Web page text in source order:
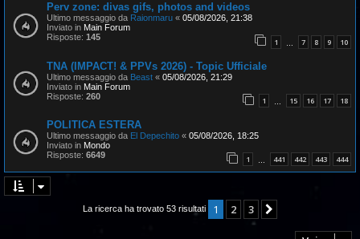
Perv zone: divas gifs, photos and videos
Ultimo messaggio da Raionmaru « 05/08/2026, 21:38
Inviato in Main Forum
Risposte: 145 1 7 8 9 10
TNA (IMPACT! & PPVs 2026) - Topic Ufficiale
Ultimo messaggio da Beast « 05/08/2026, 21:29
Inviato in Main Forum
Risposte: 260 1 15 16 17 18
POLITICA ESTERA
Ultimo messaggio da El Depechito « 05/08/2026, 18:25
Inviato in Mondo
Risposte: 6649 1 441 442 443 444
La ricerca ha trovato 53 risultati 1 2 3